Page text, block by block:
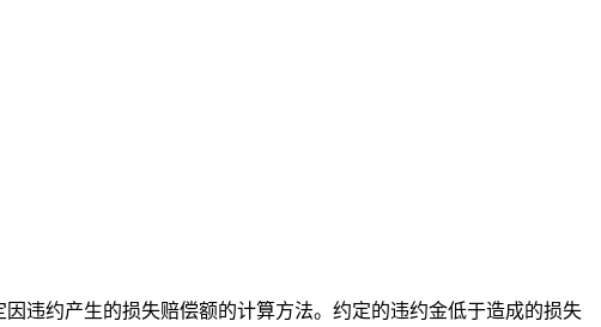
违约产生的损失赔偿额的计算方法。约定的违约金低于造成的损失